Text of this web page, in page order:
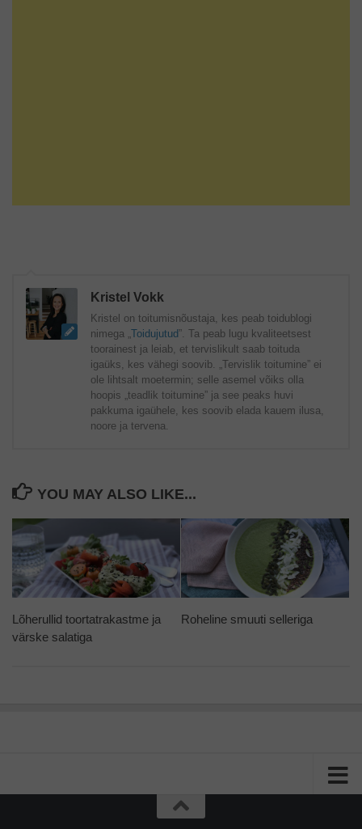
Kristel Vokk
Kristel on toitumisnõustaja, kes peab toidublogi
nimega „Toidujutud ”. Ta peab lugu kvaliteetsest
toorainest ja leiab, et tervislikult saab toituda
igaüks, kes vähegi soovib. „Tervislik toitumine” ei
ole lihtsalt moetermin; selle asemel võiks olla
hoopis „teadlik toitumine” ja see peaks huvi
pakkuma igaühele, kes soovib elada kauem ilusa,
noore ja tervena.
YOU MAY ALSO LIKE...
Lõherullid toortatrakastme ja
värske salatiga
Roheline smuuti selleriga